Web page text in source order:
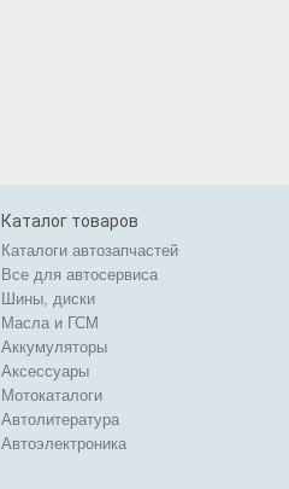
Каталог товаров
Каталоги автозапчастей
Все для автосервиса
Шины, диски
Масла и ГСМ
Аккумуляторы
Аксессуары
Мотокаталоги
Автолитература
Автоэлектроника